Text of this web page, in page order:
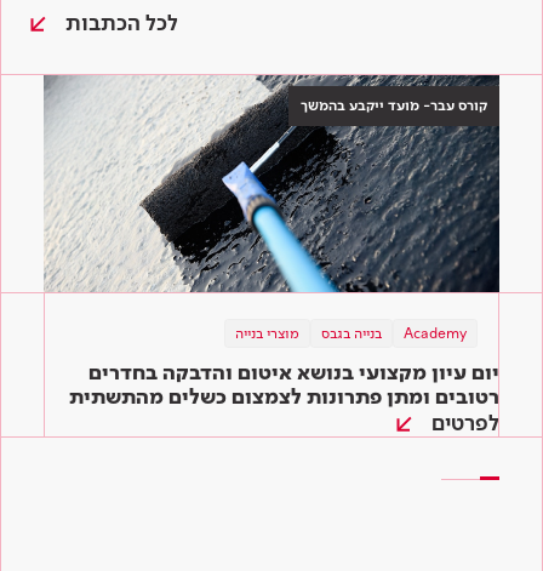
לכל הכתבות
קורס עבר- מועד ייקבע בהמשך
Academy בנייה בגבס מוצרי בנייה
יום עיון מקצועי בנושא איטום והדבקה בחדרים
רטובים ומתן פתרונות לצמצום כשלים מהתשתית
ועד הגמר
לפרטים
תוכן מקצועי מוצרי בנייה
המדריך השלם לדבקים לאריחים: איך בוחרים את
הדבק המתאים ביותר לעבודה?
קראו עוד
בנייה ירוקה תוכן מקצועי מוצרי בנייה
שיפוץ ירוק – כך תיצרו סביבה ירוקה בקלות גם
בבית שלכם
קראו עוד